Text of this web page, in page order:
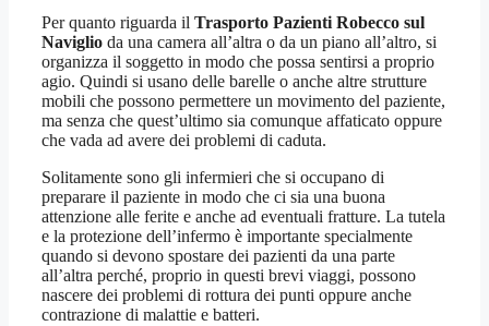
Per quanto riguarda il Trasporto Pazienti Robecco sul
Naviglio da una camera all’altra o da un piano all’altro, si
organizza il soggetto in modo che possa sentirsi a proprio
agio. Quindi si usano delle barelle o anche altre strutture
mobili che possono permettere un movimento del paziente,
ma senza che quest’ultimo sia comunque affaticato oppure
che vada ad avere dei problemi di caduta.
Solitamente sono gli infermieri che si occupano di
preparare il paziente in modo che ci sia una buona
attenzione alle ferite e anche ad eventuali fratture. La tutela
e la protezione dell’infermo è importante specialmente
quando si devono spostare dei pazienti da una parte
all’altra perché, proprio in questi brevi viaggi, possono
nascere dei problemi di rottura dei punti oppure anche
contrazione di malattie e batteri.